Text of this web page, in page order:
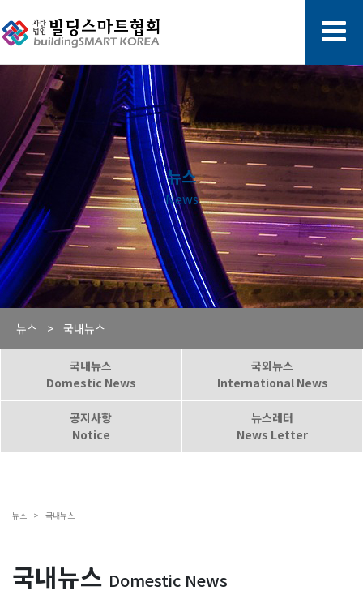
뉴스
News
뉴스 > 국내뉴스
국내뉴스
Domestic News
국외뉴스
International News
공지사항
Notice
뉴스레터
News Letter
뉴스 > 국내뉴스
국내뉴스 Domestic News